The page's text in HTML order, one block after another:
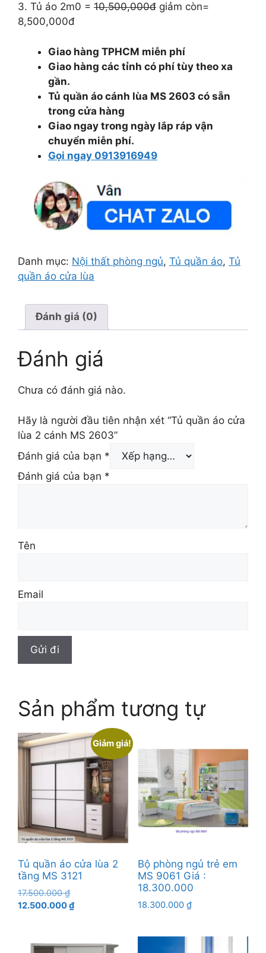
3. Tủ áo 2m0 = 10,500,000đ giảm còn=
8,500,000đ
Giao hàng TPHCM miễn phí
Giao hàng các tỉnh có phí tùy theo xa
gần.
Tủ quần áo cánh lùa MS 2603 có sẵn
trong cửa hàng
Giao ngay trong ngày lắp ráp vận
chuyển miễn phí.
Gọi ngay 0913916949
Danh mục: Nội thất phòng ngủ, Tủ quần áo, Tủ
quần áo cửa lùa
Đánh giá (0)
Đánh giá
Chưa có đánh giá nào.
Hãy là người đầu tiên nhận xét “Tủ quần áo cửa
lùa 2 cánh MS 2603”
Đánh giá của bạn *
Đánh giá của bạn *
Tên
Email
Sản phẩm tương tự
Giảm giá!
Tủ quần áo cửa lùa 2
tầng MS 3121
17.500.000₫Giá
gốc
12.500.000₫Giá
là:
Bộ phòng ngủ trẻ em
MS 9061 Giá :
18.300.000
18.300.000 ₫